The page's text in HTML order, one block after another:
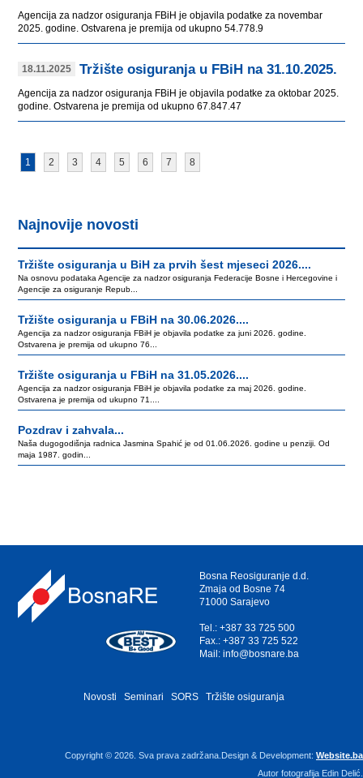
Agencija za nadzor osiguranja FBiH je objavila podatke za novembar
2025. godine. Ostvarena je premija od ukupno 54.778.9
18.11.2025 Tržište osiguranja u FBiH na 31.10.2025.
Agencija za nadzor osiguranja FBiH je objavila podatke za oktobar 2025.
godine. Ostvarena je premija od ukupno 67.847.47
1 2 3 4 5 6 7 8
Najnovije novosti
Tržište osiguranja u BiH za prvih šest mjeseci 2026....
Na osnovu podataka Agencije za nadzor osiguranja Federacije Bosne i Hercegovine i
Agencije za osiguranje Repub...
Tržište osiguranja u FBiH na 30.06.2026....
Agencija za nadzor osiguranja FBiH je objavila podatke za juni 2026. godine.
Ostvarena je premija od ukupno 76...
Tržište osiguranja u FBiH na 31.05.2026....
Agencija za nadzor osiguranja FBiH je objavila podatke za maj 2026. godine.
Ostvarena je premija od ukupno 71....
Pozdrav i zahvala...
Naša dugogodišnja radnica Jasmina Spahić je od 01.06.2026. godine u penziji. Od
maja 1987. godin...
Bosna Reosiguranje d.d.
Zmaja od Bosne 74
71000 Sarajevo
Tel.: +387 33 725 500
Fax.: +387 33 725 522
Mail: info@bosnare.ba
Novosti Seminari SORS Tržište osiguranja
Copyright © 2026. Sva prava zadržana.Design & Development: Website.ba
Autor fotografija Edin Delić.